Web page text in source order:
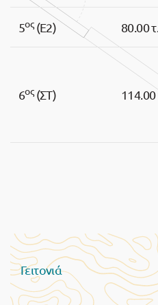
5ος(Ε2) 80.00
6ος(ΣΤ) 114.00
Γειτονιά